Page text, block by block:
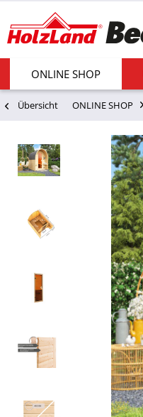
ONLINE SHOP
Übersicht ONLINE SHOP